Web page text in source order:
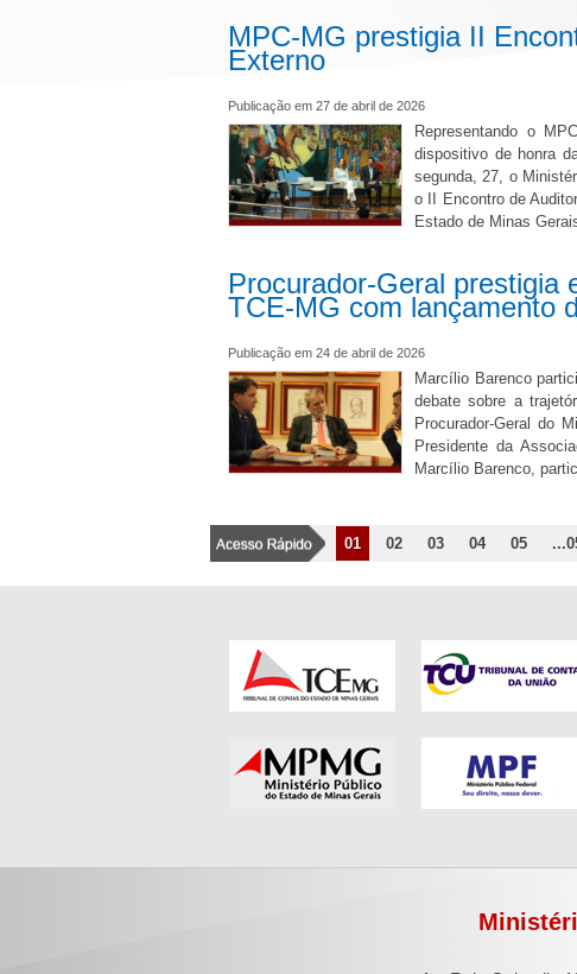
MPC-MG prestigia II
Externo
Publicação em 27 de abril de 2026
Representando o
dispositivo de honra
segunda, 27, o
o II Encontro de
Estado de Minas
Procurador-Geral prestigia
TCE-MG com lançamento
Publicação em 24 de abril de 2026
Marcílio Barenco
debate sobre a
Procurador-Geral do
Presidente da
Marcílio Barenco,
01 02 03 04 05